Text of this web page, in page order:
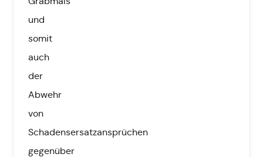
und
somit
auch
der
Abwehr
von
Schadensersatzansprüchen
gegenüber